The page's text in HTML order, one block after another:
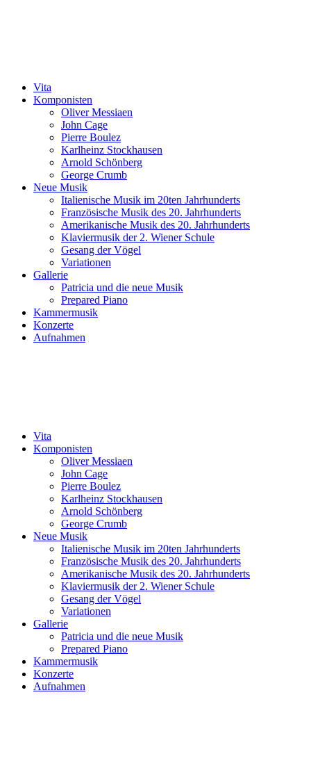
Vita
Komponisten
Oliver Messiaen
John Cage
Pierre Boulez
Karlheinz Stockhausen
Arnold Schönberg
George Crumb
Neue Musik
Italienische Musik im 20ten Jahrhunderts
Französische Musik des 20. Jahrhunderts
Amerikanische Musik des 20. Jahrhunderts
Klaviermusik der 2. Wiener Schule
Gesang der Vögel
Variationen
Gallerie
Patricia und die neue Musik
Prepared Piano
Kammermusik
Konzerte
Aufnahmen
Vita
Komponisten
Oliver Messiaen
John Cage
Pierre Boulez
Karlheinz Stockhausen
Arnold Schönberg
George Crumb
Neue Musik
Italienische Musik im 20ten Jahrhunderts
Französische Musik des 20. Jahrhunderts
Amerikanische Musik des 20. Jahrhunderts
Klaviermusik der 2. Wiener Schule
Gesang der Vögel
Variationen
Gallerie
Patricia und die neue Musik
Prepared Piano
Kammermusik
Konzerte
Aufnahmen